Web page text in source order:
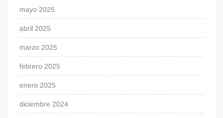
mayo 2025
abril 2025
marzo 2025
febrero 2025
enero 2025
diciembre 2024